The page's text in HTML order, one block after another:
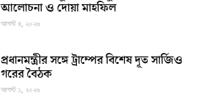
আলোচনা ও দোয়া মাহফিল
আগস্ট ৪, ২০২৬
প্রধানমন্ত্রীর সঙ্গে ট্রাম্পের বিশেষ দূত সার্জিও
গরের বৈঠক
আগস্ট ১, ২০২৬